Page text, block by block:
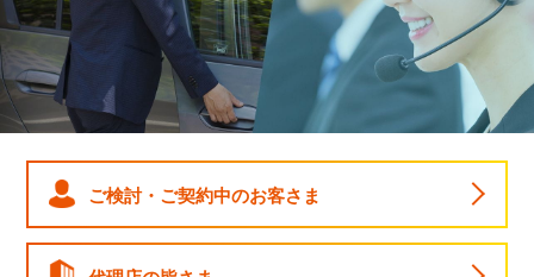
ご検討・ご契約中のお客さま